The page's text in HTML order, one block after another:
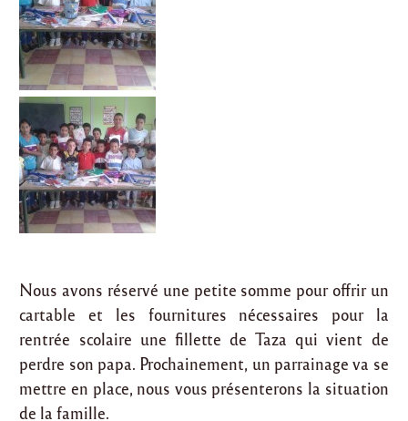
Nous avons réservé une petite somme pour offrir un
cartable et les fournitures nécessaires pour la
rentrée scolaire une fillette de Taza qui vient de
perdre son papa. Prochainement, un parrainage va se
mettre en place, nous vous présenterons la situation
de la famille.